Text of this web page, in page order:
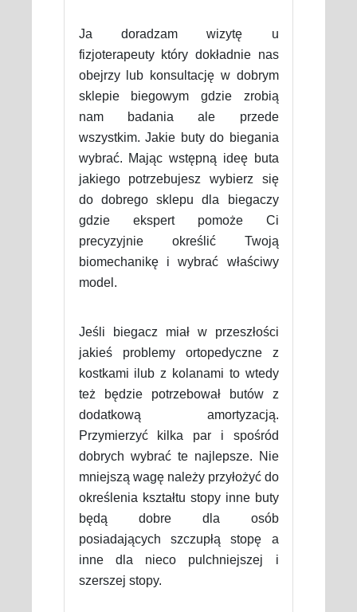
Ja doradzam wizytę u
fizjoterapeuty który dokładnie nas
obejrzy lub konsultację w dobrym
sklepie biegowym gdzie zrobią
nam badania ale przede
wszystkim. Jakie buty do biegania
wybrać. Mając wstępną ideę buta
jakiego potrzebujesz wybierz się
do dobrego sklepu dla biegaczy
gdzie ekspert pomoże Ci
precyzyjnie określić Twoją
biomechanikę i wybrać właściwy
model.
Jeśli biegacz miał w przeszłości
jakieś problemy ortopedyczne z
kostkami ilub z kolanami to wtedy
też będzie potrzebował butów z
dodatkową amortyzacją.
Przymierzyć kilka par i spośród
dobrych wybrać te najlepsze. Nie
mniejszą wagę należy przyłożyć do
określenia kształtu stopy inne buty
będą dobre dla osób
posiadających szczupłą stopę a
inne dla nieco pulchniejszej i
szerszej stopy.